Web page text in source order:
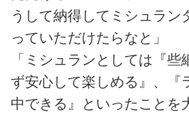
うして納得してミシュラン
っていただけたらなと」
「ミシュランとしては『
ず安心して楽しめる』、『
中できる』といったことを